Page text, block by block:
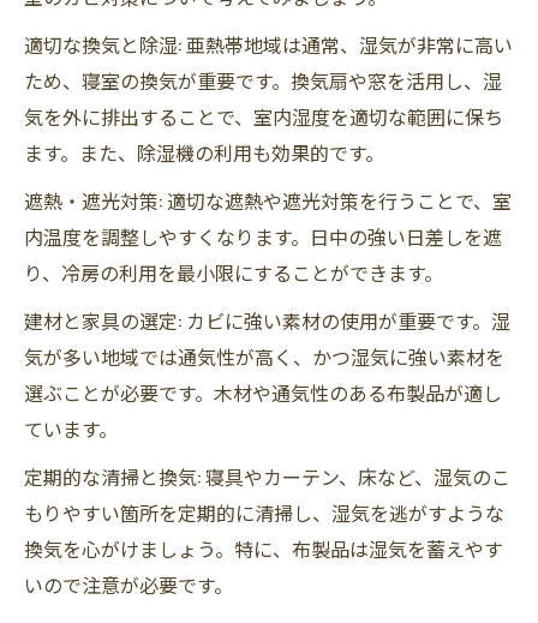
適切な換気と除湿: 亜熱帯地域は通常、湿気が非常に高い
ため、寝室の換気が重要です。換気扇や窓を活用し、湿
気を外に排出することで、室内湿度を適切な範囲に保ち
ます。また、除湿機の利用も効果的です。
遮熱・遮光対策: 適切な遮熱や遮光対策を行うことで、室
内温度を調整しやすくなります。日中の強い日差しを遮
り、冷房の利用を最小限にすることができます。
建材と家具の選定: カビに強い素材の使用が重要です。湿
気が多い地域では通気性が高く、かつ湿気に強い素材を
選ぶことが必要です。木材や通気性のある布製品が適し
ています。
定期的な清掃と換気: 寝具やカーテン、床など、湿気のこ
もりやすい箇所を定期的に清掃し、湿気を逃がすような
換気を心がけましょう。特に、布製品は湿気を蓄えやす
いので注意が必要です。